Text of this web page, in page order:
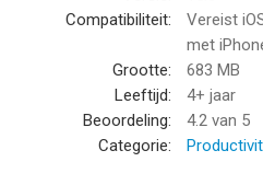
pc met iCloud.com
• Kies uit een grote variëteit van
• Importeer en bewerk Microsoft
Maak verbluffende presentaties
• Wijzig eenvoudig dialay-outs en
Compatibiliteit:
Vereist
met
Grootte:
683 MB
Leeftijd:
4+ jaar
Beoordeling:
4.2 van 5
Categorie: